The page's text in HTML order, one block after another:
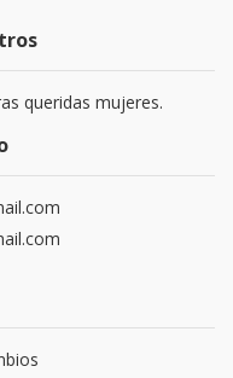
queridas mujeres.